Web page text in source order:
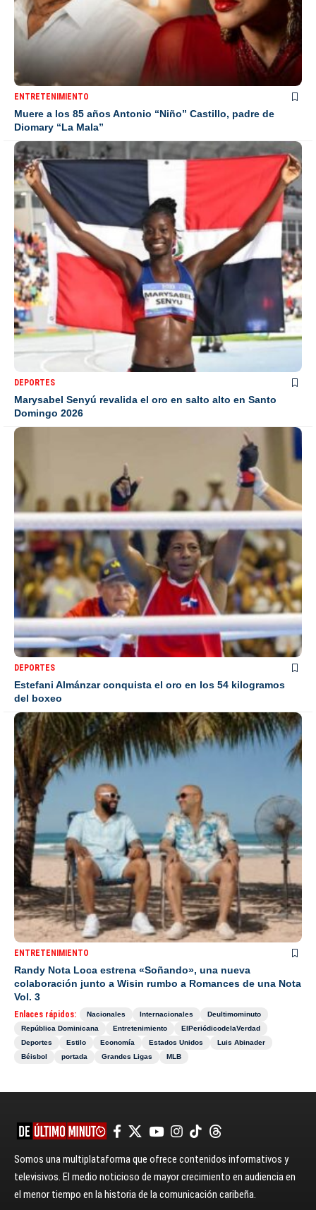
ENTRETENIMIENTO
Muere a los 85 años Antonio “Niño” Castillo, padre de
Diomary “La Mala”
DEPORTES
Marysabel Senyú revalida el oro en salto alto en Santo
Domingo 2026
DEPORTES
Estefani Almánzar conquista el oro en los 54 kilogramos
del boxeo
ENTRETENIMIENTO
Randy Nota Loca estrena «Soñando», una nueva
colaboración junto a Wisin rumbo a Romances de una Nota
Vol. 3
Enlaces rápidos: Nacionales Internacionales
Deultimominuto
República Dominicana
Entretenimiento
ElPeriódicodelaVerdad
Deportes
Estilo Economía Estados Unidos
Luis Abinader
Béisbol
portada Grandes Ligas MLB
Somos una multiplataforma que ofrece contenidos informativos y
televisivos. El medio noticioso de mayor crecimiento en audiencia en
el menor tiempo en la historia de la comunicación caribeña.